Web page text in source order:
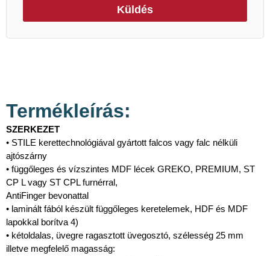
Küldés
Termékleírás:
SZERKEZET
• STILE kerettechnológiával gyártott falcos vagy falc nélküli
ajtószárny
• függőleges és vízszintes MDF lécek GREKO, PREMIUM, ST
CP L vagy ST CPL furnérral,
AntiFinger bevonattal
• laminált fából készült függőleges keretelemek, HDF és MDF
lapokkal borítva 4)
• kétoldalas, üvegre ragasztott üvegosztó, szélesség 25 mm
illetve megfelelő magasság: